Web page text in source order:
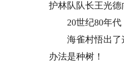
护林队队长王光德
20世纪80年代，
海雀村悟出了这
办法是种树！